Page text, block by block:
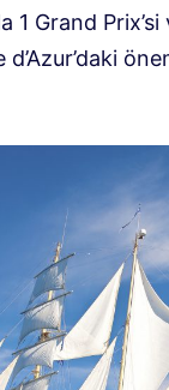
1 Grand